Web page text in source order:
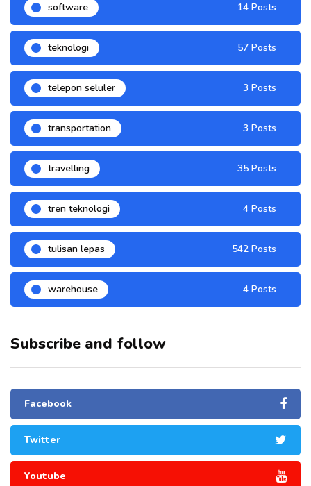
software 14 Posts
teknologi 57 Posts
telepon seluler 3 Posts
transportation 3 Posts
travelling 35 Posts
tren teknologi 4 Posts
tulisan lepas 542 Posts
warehouse 4 Posts
Subscribe and follow
Facebook
Twitter
Youtube